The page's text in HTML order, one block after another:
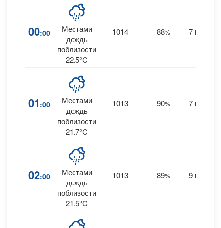
00:00
Местами
дождь
поблизости
22.5°C
1014 88% 7 NNW
01 :00
Местами
дождь
поблизости
21.7°C
1013 90% 7 NNW
02:00
Местами
дождь
поблизости
21.5°C
1013 89% 9 NNW